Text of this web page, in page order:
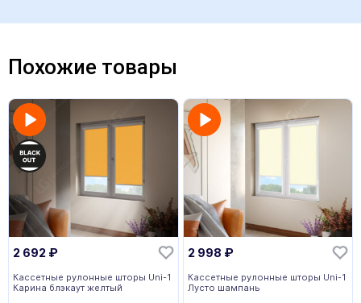
Похожие товары
2 692 ₽
Кассетные рулонные шторы Uni-1
Карина блэкаут желтый
2 998 ₽
Кассетные рулонные шторы Uni-1
Лусто шампань